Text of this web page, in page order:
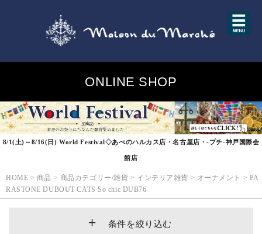
ONLINE SHOP
8/1(土)～8/16(日) World Festival◇あべのハルカス店・名古屋店・-プチ-神戸国際会
館店
HOME > 商品 > 商品カテゴリー/雑貨 > インテリア雑貨 > オーナメント > PA
RASTONE DUBOUT CATS So chic DUB76
条件を絞り込む